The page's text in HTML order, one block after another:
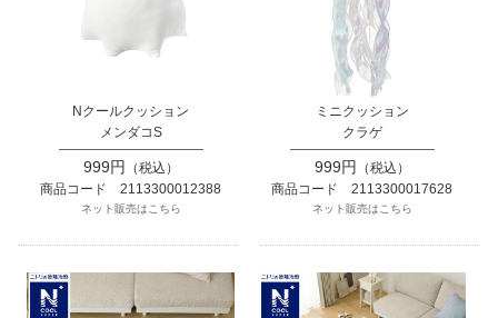
Nクールクッション
メンダコS
999円
（税込）
商品コード 2113300012388
ネット販売はこちら
ミニクッション
クラゲ
999円
（税込）
商品コード 2113300017628
ネット販売はこちら